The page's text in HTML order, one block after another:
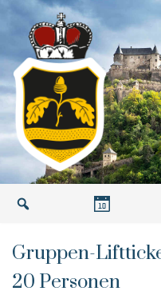
Skip
to
content
Gruppen-
20 Personen